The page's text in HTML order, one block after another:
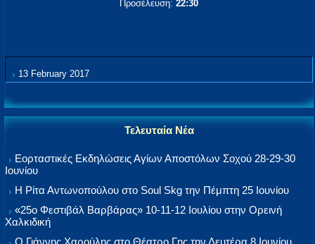
Προσέλευση: 22:30
13 February 2017
Τελευταία Νέα
Εορταστικές Εκδηλώσεις Αγίων Αποστόλων Σοχού 28-29-30
Ιουνίου
Η Ρίτα Αντωνοπούλου στο Soul Skg την Πέμπτη 25 Ιουνίου
«25ο Φεστιβάλ Βαρβάρας» 10-11-12 Ιουλίου στην Ορεινή
Χαλκιδική
Ο Γιάννης Χαρούλης στο Θέατρο Γης την Δευτέρα 8 Ιουνίου